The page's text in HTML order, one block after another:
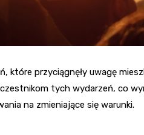
które przyciągnęły uwagę
tych wydarzeń, co
na zmieniające się warunki.